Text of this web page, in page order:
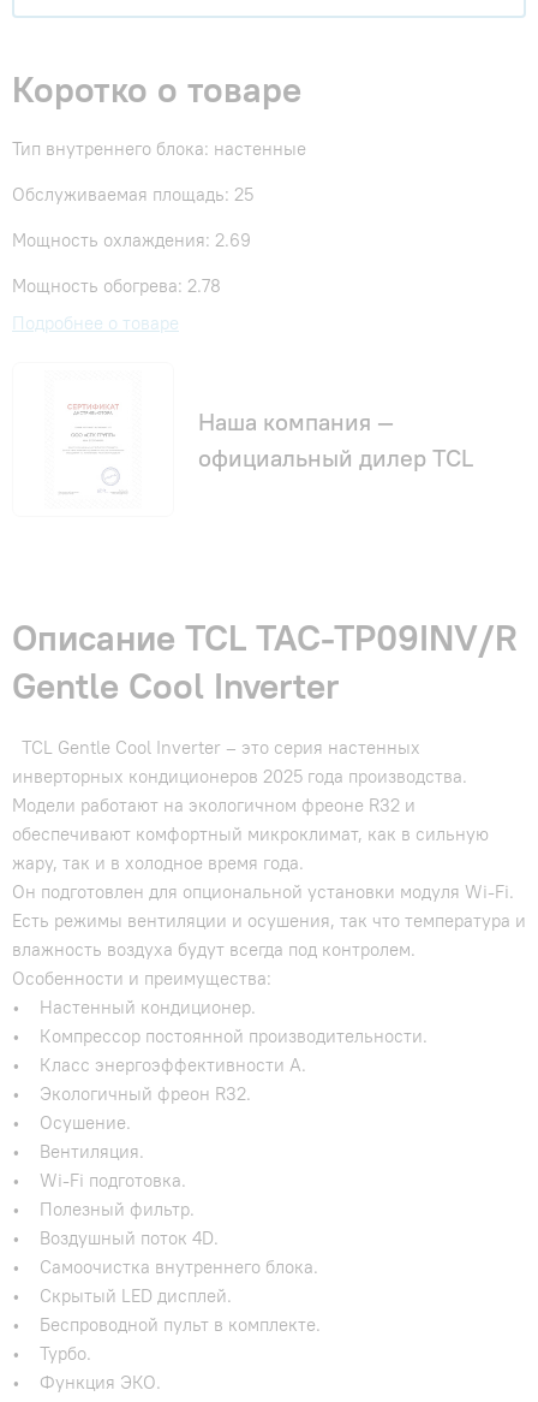
Коротко о товаре
Тип внутреннего блока: настенные
Обслуживаемая площадь: 25
Мощность охлаждения: 2.69
Мощность обогрева: 2.78
Подробнее о товаре
Наша компания —
официальный дилер TCL
Описание TCL TAC-TP09INV/R
Gentle Cool Inverter
TCL Gentle Cool Inverter – это серия настенных
инверторных кондиционеров 2025 года производства.
Модели работают на экологичном фреоне R32 и
обеспечивают комфортный микроклимат, как в сильную
жару, так и в холодное время года.
Он подготовлен для опциональной установки модуля Wi-Fi.
Есть режимы вентиляции и осушения, так что температура и
влажность воздуха будут всегда под контролем.
Особенности и преимущества:
• Настенный кондиционер.
• Компрессор постоянной производительности.
• Класс энергоэффективности А.
• Экологичный фреон R32.
• Осушение.
• Вентиляция.
• Wi-Fi подготовка.
• Полезный фильтр.
• Воздушный поток 4D.
• Самоочистка внутреннего блока.
• Скрытый LED дисплей.
• Беспроводной пульт в комплекте.
• Турбо.
• Функция ЭКО.